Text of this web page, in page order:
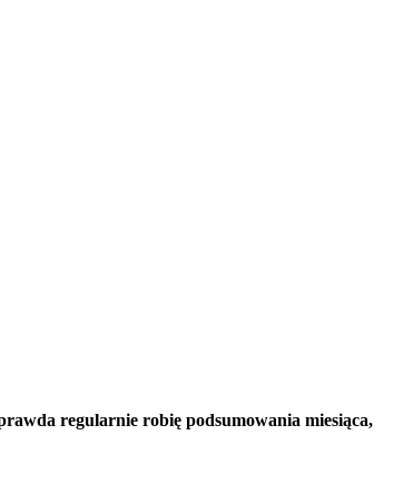
regularnie robię podsumowania miesiąca,